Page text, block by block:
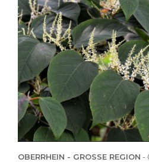
OBERRHEIN - GROSSE REGION -